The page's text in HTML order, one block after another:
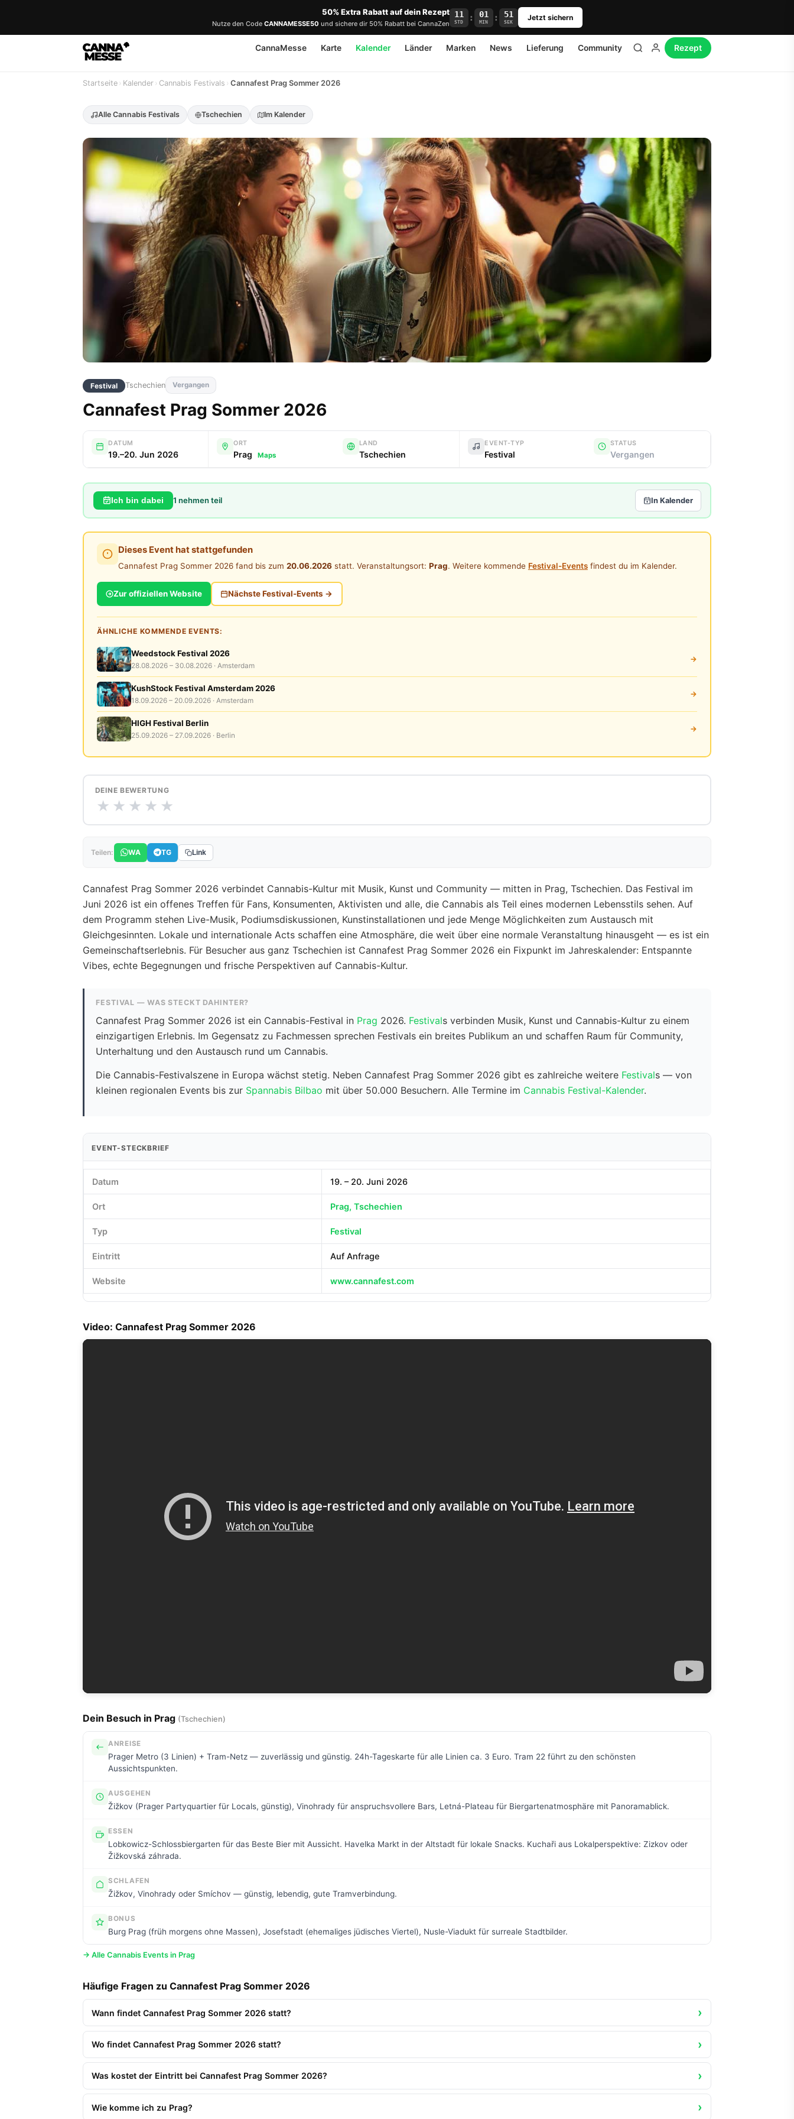
50% Extra Rabatt auf dein Rezept
Nutze den Code CANNAMESSE50 und sichere dir 50% Rabatt bei CannaZen
11
STD : 01
MIN : 50
SEK Jetzt sichern
CannaMesse Karte Kalender Länder Marken News Lieferung Community Rezept
Startseite › Kalender › Cannabis Festivals › Cannafest Prag Sommer 2026
Alle Cannabis Festivals Tschechien Im Kalender
Festival Tschechien Vergangen
Cannafest Prag Sommer 2026
DATUM
19.–20. Jun 2026
ORT
Prag Maps
LAND
Tschechien
EVENT-TYP
Festival
STATUS
Vergangen
Ich bin dabei 1 nehmen teil In Kalender
Dieses Event hat stattgefunden
Cannafest Prag Sommer 2026 fand bis zum 20.06.2026statt. Veranstaltungsort: Prag. Weitere kommende Festival-Eventsfindest du im Kalender.
Zur offiziellen Website Nächste Festival-Events →
ÄHNLICHE KOMMENDE EVENTS:
Weedstock Festival 2026
28.08.2026 – 30.08.2026 · Amsterdam
→
KushStock Festival Amsterdam 2026
18.09.2026 – 20.09.2026 · Amsterdam
→
HIGH Festival Berlin
25.09.2026 – 27.09.2026 · Berlin
→
DEINE BEWERTUNG
★ ★ ★ ★ ★
Teilen: WA TG Link
Cannafest Prag Sommer 2026 verbindet Cannabis-Kultur mit Musik, Kunst und Community — mitten in Prag, Tschechien. Das Festival im
Juni 2026 ist ein offenes Treffen für Fans, Konsumenten, Aktivisten und alle, die Cannabis als Teil eines modernen Lebensstils sehen. Auf
dem Programm stehen Live-Musik, Podiumsdiskussionen, Kunstinstallationen und jede Menge Möglichkeiten zum Austausch mit
Gleichgesinnten. Lokale und internationale Acts schaffen eine Atmosphäre, die weit über eine normale Veranstaltung hinausgeht — es ist ein
Gemeinschaftserlebnis. Für Besucher aus ganz Tschechien ist Cannafest Prag Sommer 2026 ein Fixpunkt im Jahreskalender: Entspannte
Vibes, echte Begegnungen und frische Perspektiven auf Cannabis-Kultur.
FESTIVAL — WAS STECKT DAHINTER?
Cannafest Prag Sommer 2026 ist ein Cannabis-Festival in Prag 2026. Festivals verbinden Musik, Kunst und Cannabis-Kultur zu einem
einzigartigen Erlebnis. Im Gegensatz zu Fachmessen sprechen Festivals ein breites Publikum an und schaffen Raum für Community,
Unterhaltung und den Austausch rund um Cannabis.
Die Cannabis-Festivalszene in Europa wächst stetig. Neben Cannafest Prag Sommer 2026 gibt es zahlreiche weitere Festivals — von
kleinen regionalen Events bis zur Spannabis Bilbao mit über 50.000 Besuchern. Alle Termine im Cannabis Festival-Kalender.
EVENT-STECKBRIEF
Datum 19. – 20. Juni 2026
Ort Prag, Tschechien
Typ Festival
Eintritt Auf Anfrage
Website www.cannafest.com
Video: Cannafest Prag Sommer 2026
Dein Besuch in Prag (Tschechien)
ANREISE
Prager Metro (3 Linien) + Tram-Netz — zuverlässig und günstig. 24h-Tageskarte für alle Linien ca. 3 Euro. Tram 22 führt zu den schönsten
Aussichtspunkten.
AUSGEHEN
Žižkov (Prager Partyquartier für Locals, günstig), Vinohrady für anspruchsvollere Bars, Letná-Plateau für Biergartenatmosphäre mit Panoramablick.
ESSEN
Lobkowicz-Schlossbiergarten für das Beste Bier mit Aussicht. Havelka Markt in der Altstadt für lokale Snacks. Kuchaři aus Lokalperspektive: Zizkov oder
Žižkovská záhrada.
SCHLAFEN
Žižkov, Vinohrady oder Smíchov — günstig, lebendig, gute Tramverbindung.
BONUS
Burg Prag (früh morgens ohne Massen), Josefstadt (ehemaliges jüdisches Viertel), Nusle-Viadukt für surreale Stadtbilder.
→ Alle Cannabis Events in Prag
Häufige Fragen zu Cannafest Prag Sommer 2026
Wann findet Cannafest Prag Sommer 2026 statt?
Wo findet Cannafest Prag Sommer 2026 statt?
Was kostet der Eintritt bei Cannafest Prag Sommer 2026?
Wie komme ich zu Prag?